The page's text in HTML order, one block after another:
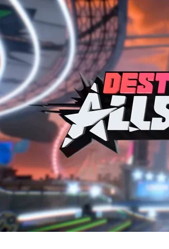
长鑫上市只是开胃菜：合肥
耳机低音像白开水？90%的人
复古玩家狂喜：Anbernic第
Xbox 360 游戏终于要登 PC
AirTag 新版到底香不香？一篇
苹果三星偷偷在用的“无感切
Apple Watch 表盘还能这么
追觅清洁电器全球累计出货